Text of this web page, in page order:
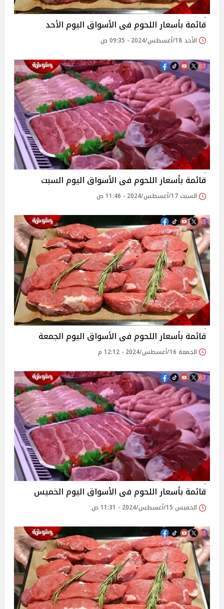
قائمة بأسعار اللحوم فى الأسواق اليوم الأحد
الأحد 18/أغسطس/2024 - 09:35 ص
قائمة بأسعار اللحوم فى الأسواق اليوم السبت
السبت 17/أغسطس/2024 - 11:46 ص
قائمة بأسعار اللحوم فى الأسواق اليوم الجمعة
الجمعة 16/أغسطس/2024 - 12:12 م
قائمة بأسعار اللحوم فى الأسواق اليوم الخميس
الخميس 15/أغسطس/2024 - 11:31 ص